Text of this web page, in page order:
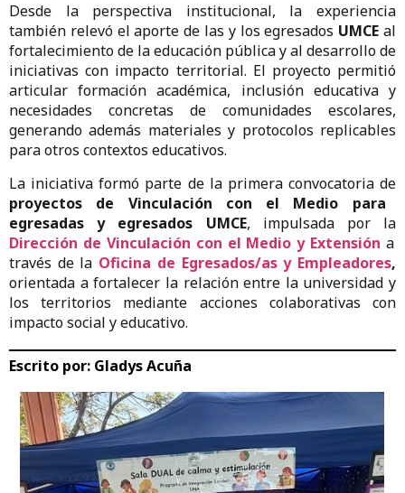
Desde la perspectiva institucional, la experiencia
también relevó el aporte de las y los egresados UMCE al
fortalecimiento de la educación pública y al desarrollo de
iniciativas con impacto territorial. El proyecto permitió
articular formación académica, inclusión educativa y
necesidades concretas de comunidades escolares,
generando además materiales y protocolos replicables
para otros contextos educativos.
La iniciativa formó parte de la primera convocatoria de
proyectos de Vinculación con el Medio para
egresadas y egresados UMCE, impulsada por la
Dirección de Vinculación con el Medio y Extensión a
través de la Oficina de Egresados/as y Empleadores,
orientada a fortalecer la relación entre la universidad y
los territorios mediante acciones colaborativas con
impacto social y educativo.
Escrito por: Gladys Acuña